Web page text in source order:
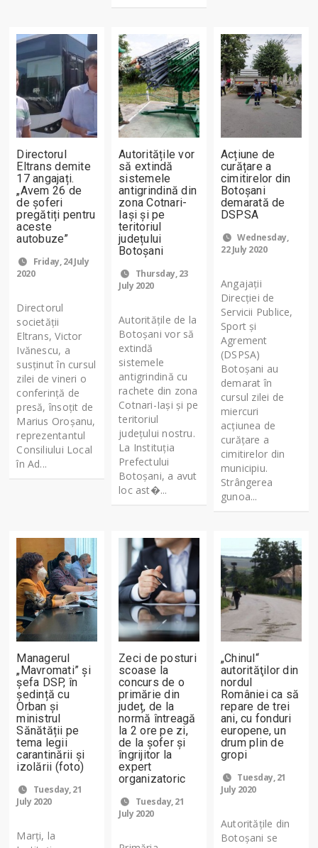
Directorul
Eltrans demite
17 angajați.
„Avem 26 de
de șoferi
pregătiți pentru
aceste
autobuze”
Friday, 24 July
2020
Directorul
societății
Eltrans, Victor
Ivănescu, a
susținut în cursul
zilei de vineri o
conferință de
presă, însoțit de
Marius Oroșanu,
reprezentantul
Consiliului Local
în Ad...
Autoritățile vor
să extindă
sistemele
antigrindină din
zona Cotnari-
Iași și pe
teritoriul
județului
Botoșani
Thursday, 23
July 2020
Autoritățile de la
Botoșani vor să
extindă
sistemele
antigrindină cu
rachete din zona
Cotnari-Iași și pe
teritoriul
județului nostru.
La Instituția
Prefectului
Botoșani, a avut
loc ast�...
Acțiune de
curățare a
cimitirelor din
Botoșani
demarată de
DSPSA
Wednesday,
22 July 2020
Angajații
Direcției de
Servicii Publice,
Sport și
Agrement
(DSPSA)
Botoșani au
demarat în
cursul zilei de
miercuri
acțiunea de
curățare a
cimitirelor din
municipiu.
Strângerea
gunoa...
Managerul
„Mavromati” și
șefa DSP, în
ședință cu
Orban și
ministrul
Sănătății pe
tema legii
carantinării și
izolării (foto)
Tuesday, 21
July 2020
Marți, la
Zeci de posturi
scoase la
concurs de o
primărie din
județ, de la
normă întreagă
la 2 ore pe zi,
de la șofer și
îngrijitor la
expert
organizatoric
Tuesday, 21
July 2020
„Chinul“
autorităţilor din
nordul
României ca să
repare de trei
ani, cu fonduri
europene, un
drum plin de
gropi
Tuesday, 21
July 2020
Autorităţile din
Botoşani se